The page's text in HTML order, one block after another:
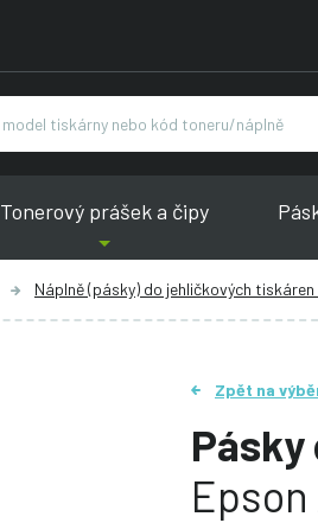
Tonerový prášek a čipy
Náplně (pásky) do jehličkových tiskáren
Zpět na
Epson